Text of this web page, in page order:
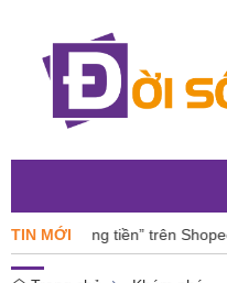
TIN MỚI
“đáng tiền” trên